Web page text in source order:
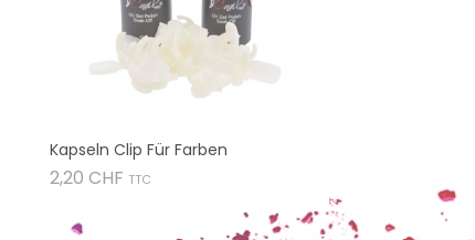
Kapseln Clip Für Farben
2,20 CHF Preis
TTC